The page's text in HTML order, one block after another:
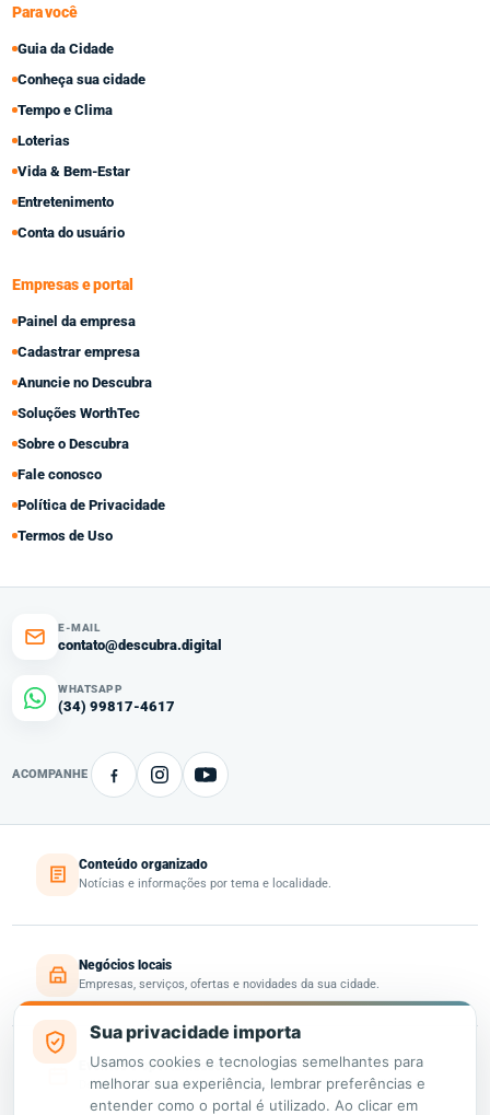
Para você
Guia da Cidade
Conheça sua cidade
Tempo e Clima
Loterias
Vida & Bem-Estar
Entretenimento
Conta do usuário
Empresas e portal
Painel da empresa
Cadastrar empresa
Anuncie no Descubra
Soluções WorthTec
Sobre o Descubra
Fale conosco
Política de Privacidade
Termos de Uso
E-MAIL
contato@descubra.digital
WHATSAPP
(34) 99817-4617
ACOMPANHE
Conteúdo organizado
Notícias e informações por tema e localidade.
Negócios locais
Empresas, serviços, ofertas e novidades da sua cidade.
Eventos e oportunidades
Descubra o que acontece e o que está disponível perto de você.
Sua privacidade importa
Usamos cookies e tecnologias semelhantes para
melhorar sua experiência, lembrar preferências e
entender como o portal é utilizado. Ao clicar em